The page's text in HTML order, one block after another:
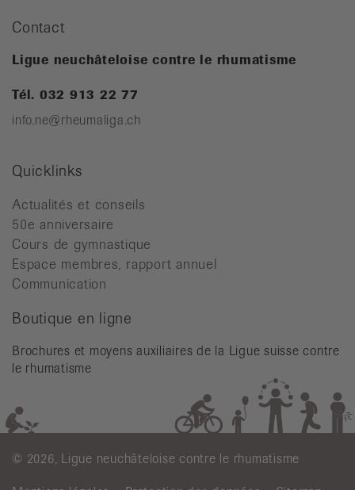
Contact
Ligue neuchâteloise contre le rhumatisme
Tél. 032 913 22 77
info.ne@rheumaliga.ch
Quicklinks
Actualités et conseils
50e anniversaire
Cours de gymnastique
Espace membres, rapport annuel
Communication
Boutique en ligne
Brochures et moyens auxiliaires de la Ligue suisse contre
le rhumatisme
© 2026, Ligue neuchâteloise contre le rhumatisme